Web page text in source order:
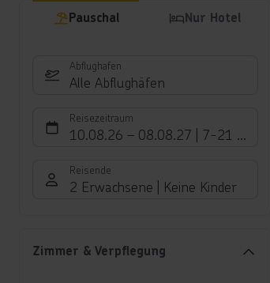
Pauschal Nur Hotel
Abflughafen
Alle Abflughäfen
Reisezeitraum
10.08.26 – 08.08.27 7-21 Nächte
Reisende
2 Erwachsene Keine Kinder
Zimmer & Verpflegung